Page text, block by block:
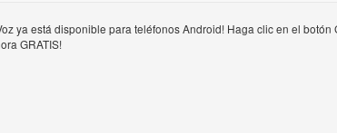
ya está disponible para teléfonos Android! Haga clic en el botón
GRATIS!